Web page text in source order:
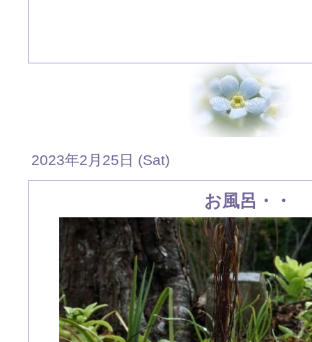
2023年2月25日 (Sat)
お風呂・・